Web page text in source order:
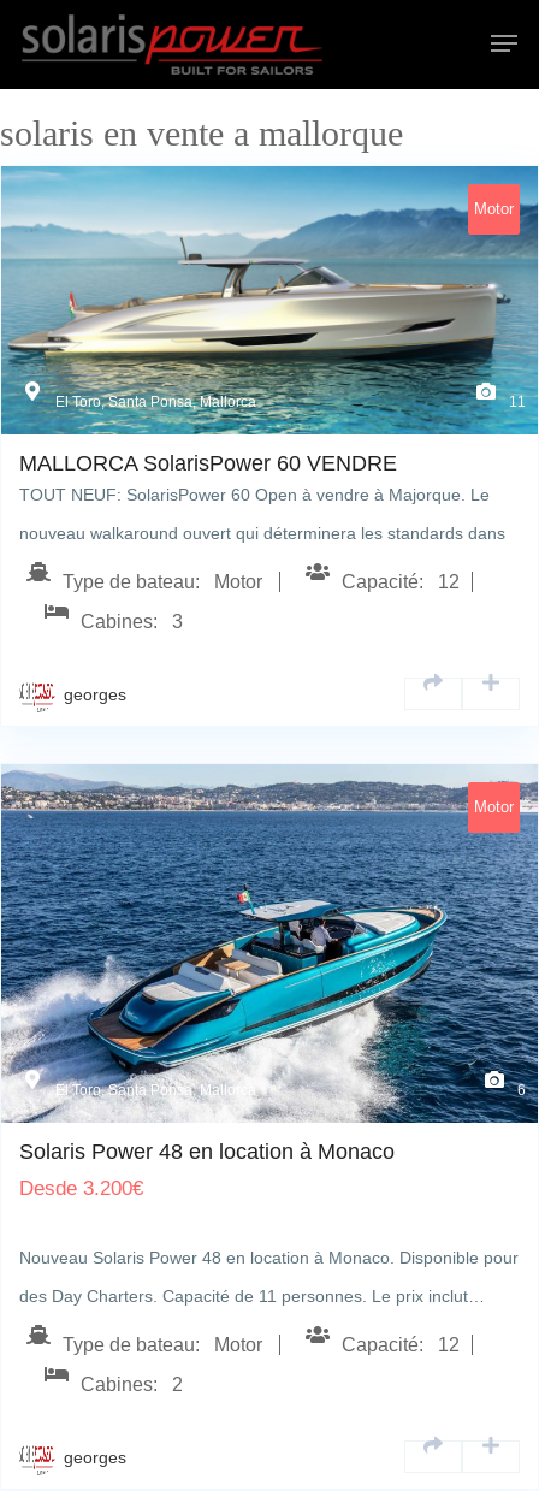
solaris en vente a mallorque
Motor
El Toro, Santa Ponsa, Mallorca 11
MALLORCA SolarisPower 60 VENDRE
TOUT NEUF: SolarisPower 60 Open à vendre à Majorque. Le
nouveau walkaround ouvert qui déterminera les standards dans
ce segment…
Type de bateau: Motor
Capacité: 12
Cabines: 3
georges
Motor
El Toro, Santa Ponsa, Mallorca 6
Solaris Power 48 en location à Monaco
Desde 3.200€
Nouveau Solaris Power 48 en location à Monaco. Disponible pour
des Day Charters. Capacité de 11 personnes. Le prix inclut…
Type de bateau: Motor
Capacité: 12
Cabines: 2
georges